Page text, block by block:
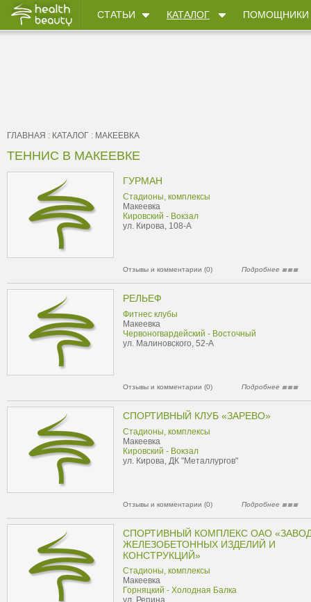
СТАТЬИ КАТАЛОГ ПОМОЩНИКИ
ГЛАВНАЯ : КАТАЛОГ : МАКЕЕВКА
ТЕННИС В МАКЕЕВКЕ
ГУРМАН
Стадионы, комплексы
Макеевка
Кировский - Вокзал
ул. Кирова, 108-А
Отзывы и комментарии (0) Подробнее
РЕЛЬЕФ
Фитнес клубы
Макеевка
Червоногвардейский - Восточный
ул. Малиновского, 52-А
Отзывы и комментарии (0) Подробнее
СПОРТИВНЫЙ КЛУБ «ЗАРЕВО»
Стадионы, комплексы
Макеевка
Кировский - Вокзал
ул. Кирова, ДК "Металлургов"
Отзывы и комментарии (0) Подробнее
СПОРТИВНЫЙ КОМПЛЕКС ОАО
ЖЕЛЕЗОБЕТОННЫХ ИЗДЕЛИЙ И
КОНСТРУКЦИЙ»
Стадионы, комплексы
Макеевка
Горняцкий - Холодная Балка
ул. Репина